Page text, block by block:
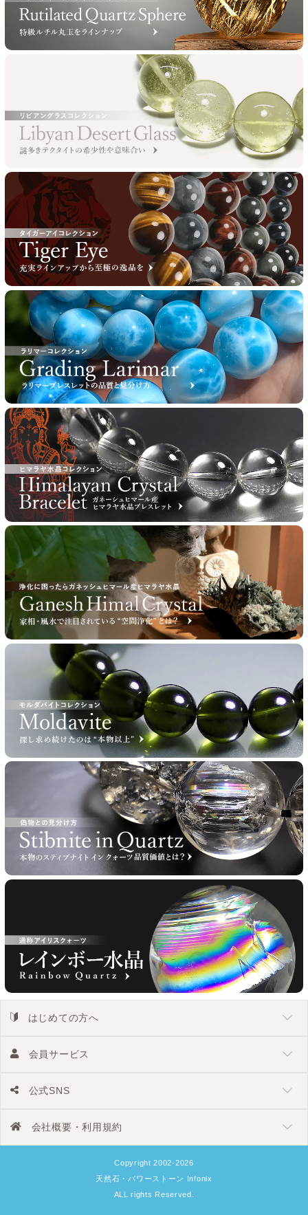
はじめての方へ
会員サービス
公式SNS
会社概要・利用規約
Copyright 2002-2026
天然石・パワーストーン Infonix
ALL rights Reserved.